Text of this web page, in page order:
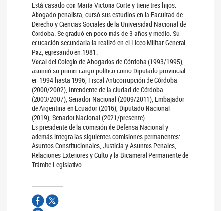
Está casado con María Victoria Corte y tiene tres hijos.
Abogado penalista, cursó sus estudios en la Facultad de
Derecho y Ciencias Sociales de la Universidad Nacional de
Córdoba. Se graduó en poco más de 3 años y medio. Su
educación secundaria la realizó en el Liceo Militar General
Paz, egresando en 1981.
Vocal del Colegio de Abogados de Córdoba (1993/1995),
asumió su primer cargo político como Diputado provincial
en 1994 hasta 1996, Fiscal Anticorrupción de Córdoba
(2000/2002), Intendente de la ciudad de Córdoba
(2003/2007), Senador Nacional (2009/2011), Embajador
de Argentina en Ecuador (2016), Diputado Nacional
(2019), Senador Nacional (2021/presente).
Es presidente de la comisión de Defensa Nacional y
además integra las siguientes comisiones permanentes:
Asuntos Constitucionales, Justicia y Asuntos Penales,
Relaciones Exteriores y Culto y la Bicameral Permanente de
Trámite Legislativo.